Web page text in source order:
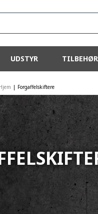
UDSTYR TILBEHØR
| Forgaffelskiftere